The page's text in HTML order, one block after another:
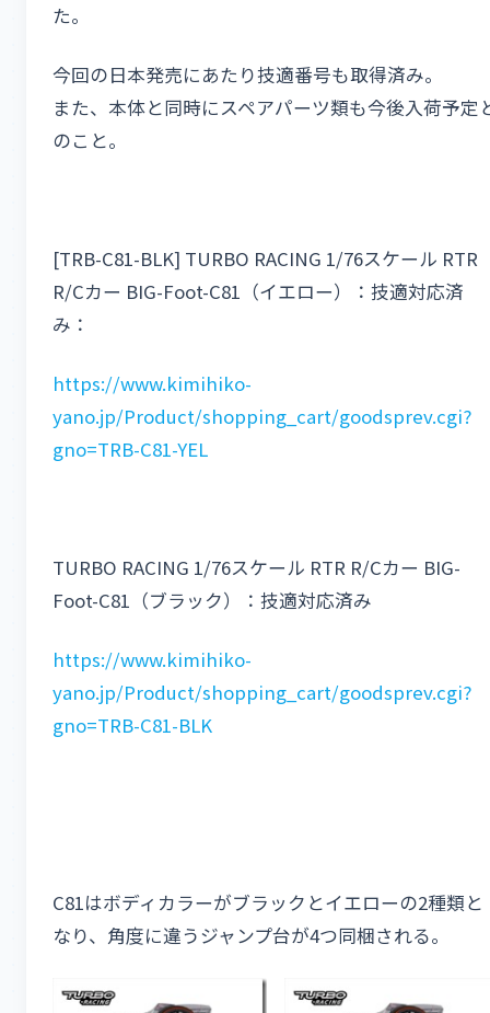
た。
今回の日本発売にあたり技適番号も取得済み。
また、本体と同時にスペアパーツ類も今後入荷予定
のこと。
[TRB-C81-BLK] TURBO RACING 1/76スケール RTR
R/Cカー BIG-Foot-C81（イエロー）：技適対応済
み：
https://www.kimihiko-
yano.jp/Product/shopping_cart/goodsprev.cgi?
gno=TRB-C81-YEL
TURBO RACING 1/76スケール RTR R/Cカー BIG-
Foot-C81（ブラック）：技適対応済み
https://www.kimihiko-
yano.jp/Product/shopping_cart/goodsprev.cgi?
gno=TRB-C81-BLK
C81はボディカラーがブラックとイエローの2種類と
なり、角度に違うジャンプ台が4つ同梱される。